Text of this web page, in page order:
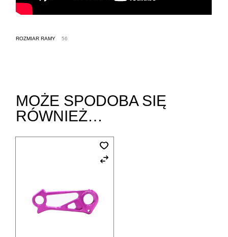
ROZMIAR RAMY 56
MOŻE SPODOBA SIĘ
RÓWNIEŻ…